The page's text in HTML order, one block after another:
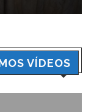
VÍDEOS